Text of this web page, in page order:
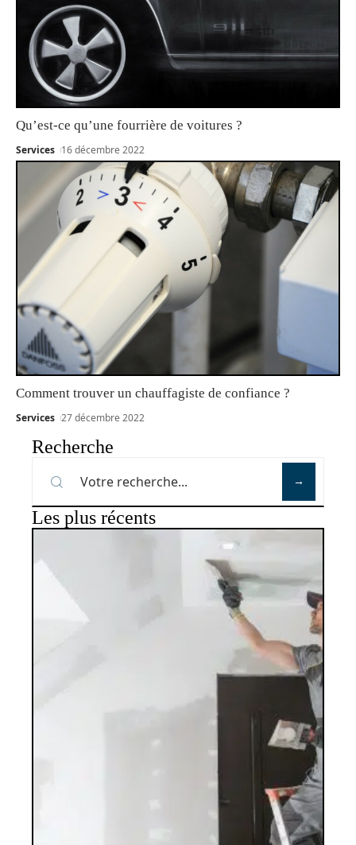
Qu’est-ce qu’une fourrière de voitures ?
Services 16 décembre 2022
Comment trouver un chauffagiste de confiance ?
Services 27 décembre 2022
Recherche
Les plus récents